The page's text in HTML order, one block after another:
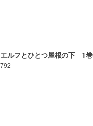
エルフとひとつ屋根の下 1巻
792